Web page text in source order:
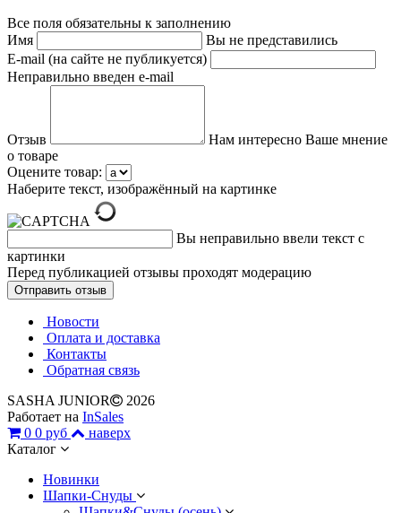
Все поля обязательны к заполнению
Имя
Вы не представились
E-mail (на сайте не публикуется)
Неправильно введен e-mail
Отзыв
Нам интересно Ваше мнение
о товаре
Оцените товар:
Наберите текст, изображённый на картинке
Вы неправильно ввели текст с
картинки
Перед публикацией отзывы проходят модерацию
Новости
Оплата и доставка
Контакты
Обратная связь
SASHA JUNIOR
2026
Работает на InSales
0 0 руб
наверх
Каталог
Новинки
Шапки-Снуды